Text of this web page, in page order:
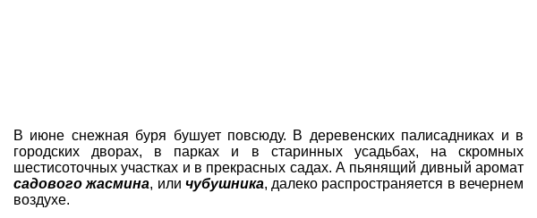
В июне снежная буря бушует повсюду. В деревенских палисадниках и в
городских дворах, в парках и в старинных усадьбах, на скромных
шестисоточных участках и в прекрасных садах. А пьянящий дивный аромат
садового жасмина, или чубушника, далеко распространяется в вечернем
воздухе.